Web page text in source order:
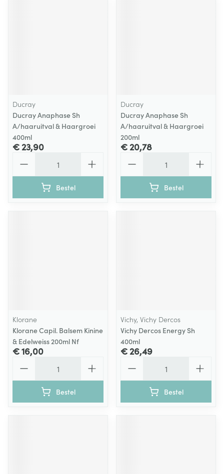
Ducray
Ducray Anaphase Sh
A/haaruitval & Haargroei
400ml
€ 23,90
Bestel
Ducray
Ducray Anaphase Sh
A/haaruitval & Haargroei
200ml
€ 20,78
Bestel
Klorane
Klorane Capil. Balsem Kinine
& Edelweiss 200ml Nf
€ 16,00
Bestel
Vichy, Vichy Dercos
Vichy Dercos Energy Sh
400ml
€ 26,49
Bestel